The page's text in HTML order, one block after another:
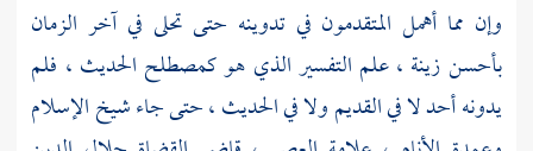
وإن مما أهمل المتقدمون في تدوينه حتى تحلى في آخر الزمان
بأحسن زينة ، علم التفسير الذي هو كمصطلح الحديث ، فلم
يدونه أحد لا في القديم ولا في الحديث ، حتى جاء شيخ الإسلام